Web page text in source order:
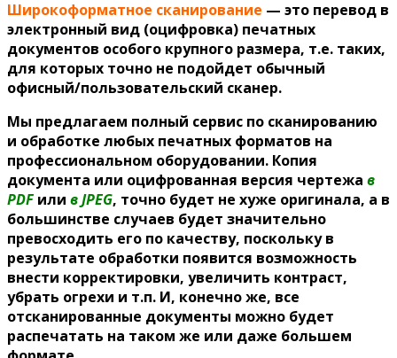
Широкоформатное сканирование — это перевод в
электронный вид (оцифровка) печатных
документов особого крупного размера, т.е. таких,
для которых точно не подойдет обычный
офисный/пользовательский сканер.
Мы предлагаем полный сервис по сканированию
и обработке любых печатных форматов на
профессиональном оборудовании. Копия
документа или оцифрованная версия чертежа в
PDF или в JPEG, точно будет не хуже оригинала, а в
большинстве случаев будет значительно
превосходить его по качеству, поскольку в
результате обработки появится возможность
внести корректировки, увеличить контраст,
убрать огрехи и т.п. И, конечно же, все
отсканированные документы можно будет
распечатать на таком же или даже большем